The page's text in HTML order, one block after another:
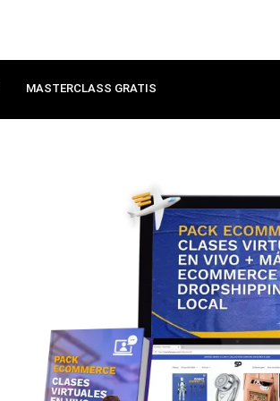
MASTERCLASS GRATIS